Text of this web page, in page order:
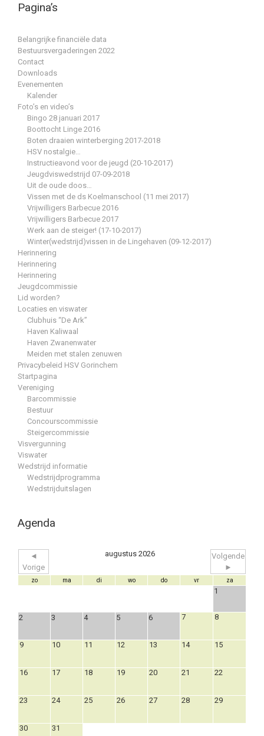
Pagina’s
Belangrijke financiële data
Bestuursvergaderingen 2022
Contact
Downloads
Evenementen
Kalender
Foto’s en video’s
Bingo 28 januari 2017
Boottocht Linge 2016
Boten draaien winterberging 2017-2018
HSV nostalgie…
Instructieavond voor de jeugd (20-10-2017)
Jeugdviswedstrijd 07-09-2018
Uit de oude doos…
Vissen met de ds Koelmanschool (11 mei 2017)
Vrijwilligers Barbecue 2016
Vrijwilligers Barbecue 2017
Werk aan de steiger! (17-10-2017)
Winter(wedstrijd)vissen in de Lingehaven (09-12-2017)
Herinnering
Herinnering
Herinnering
Jeugdcommissie
Lid worden?
Locaties en viswater
Clubhuis “De Ark”
Haven Kaliwaal
Haven Zwanenwater
Meiden met stalen zenuwen
Privacybeleid HSV Gorinchem
Startpagina
Vereniging
Barcommissie
Bestuur
Concourscommissie
Steigercommissie
Visvergunning
Viswater
Wedstrijd informatie
Wedstrijdprogramma
Wedstrijduitslagen
Agenda
◄
Vorige
augustus 2026
Volgende
►
zo ma di wo do vr za
1
2 3 4 5 6 7 8
9 10 11 12 13 14 15
16 17 18 19 20 21 22
23 24 25 26 27 28 29
30 31